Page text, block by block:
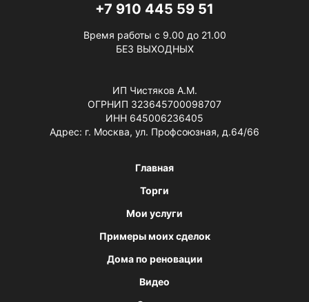
+7 910 445 59 51
Время работы с 9.00 до 21.00
БЕЗ ВЫХОДНЫХ
ИП Чистяков А.М.
ОГРНИП 323645700098707
ИНН 645006236405
Адрес: г. Москва, ул. Профсоюзная, д.64/66
Главная
Торги
Мои услуги
Примеры моих сделок
Дома по реновации
Видео